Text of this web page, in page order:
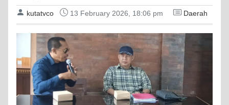
kutatvco 13 February 2026, 18:06 pm Daerah